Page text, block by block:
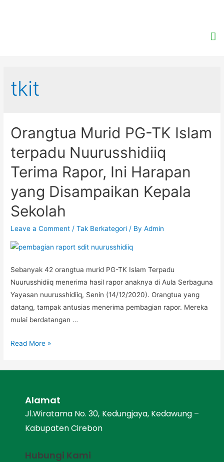
tkit
Orangtua Murid PG-TK Islam
terpadu Nuurusshidiiq
Terima Rapor, Ini Harapan
yang Disampaikan Kepala
Sekolah
Leave a Comment /Tak Berkategori / ByAdmin
Sebanyak 42 orangtua murid PG-TK Islam Terpadu
Nuurusshidiiq menerima hasil rapor anaknya di Aula Serbaguna
Yayasan nuurusshidiiq, Senin (14/12/2020). Orangtua yang
datang, tampak antusias menerima pembagian rapor. Mereka
mulai berdatangan …
Read More »
Alamat
Jl.Wiratama No. 30, Kedungjaya, Kedawung –
Kabupaten Cirebon
Hubungi Kami